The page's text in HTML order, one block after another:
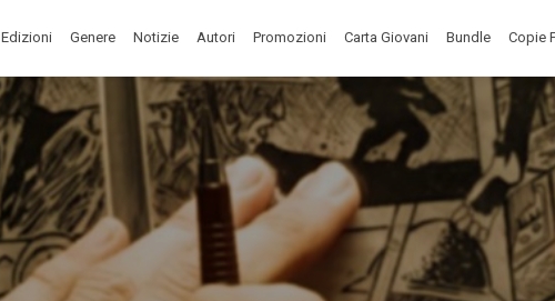
Edizioni Genere Notizie Autori Promozioni Carta Giovani Bundle Copie